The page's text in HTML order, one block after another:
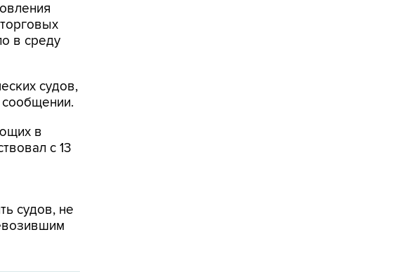
в среду
судов,
сообщении.
в
с 13
судов, не